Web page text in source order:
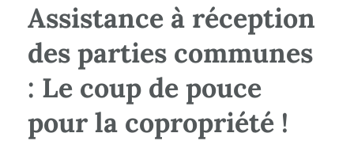
Assistance à réception
des parties communes
: Le coup de pouce
pour la copropriété !